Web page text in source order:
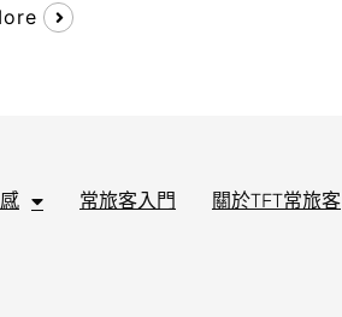
常旅客入門 關於TFT常旅客